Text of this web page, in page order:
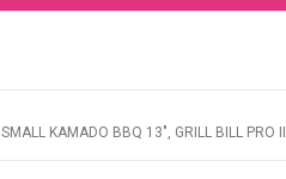
SMALL KAMADO BBQ 13″, GRILL BILL PRO II